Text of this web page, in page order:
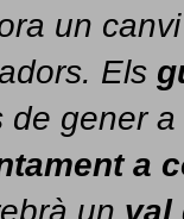
un
Els
a
un val